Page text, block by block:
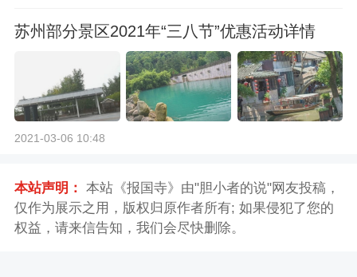
苏州部分景区2021年“三八节”优惠活动详情
2021-03-06 10:48
本站声明： 本站《报国寺》由"胆小者的说"网友投稿，
仅作为展示之用，版权归原作者所有; 如果侵犯了您的
权益，请来信告知，我们会尽快删除。